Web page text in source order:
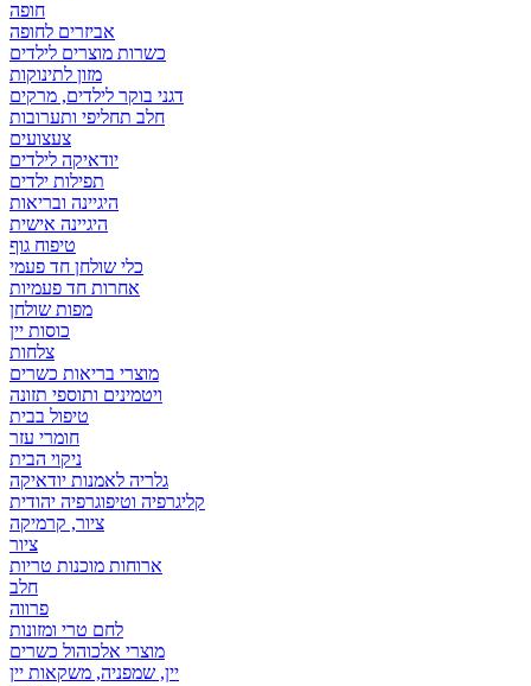
אביזרים לחופה
כשרות מוצרים לילדים
מזון לתינוקות
דגני בוקר לילדים, מרקים
חלב תחליפי ותערובות
צעצועים
יודאיקה לילדים
תפילות ילדים
היגיינה ובריאות
היגיינה אישית
טיפוח גוף
כלי שולחן חד פעמי
אחרות חד פעמיות
מפות שולחן
כוסות יין
צלחות
מוצרי בריאות כשרים
ויטמינים ותוספי תזונה
טיפול בבית
חומרי עזר
ניקוי הבית
גלריה לאמנות יודאיקה
קליגרפיה וטיפוגרפיה יהודית
ציור, קרמיקה
ציור
ארוחות מוכנות טריות
חלב
פרווה
לחם טרי ומזונות
מוצרי אלכוהול כשרים
יין, שמפניה, משקאות יין